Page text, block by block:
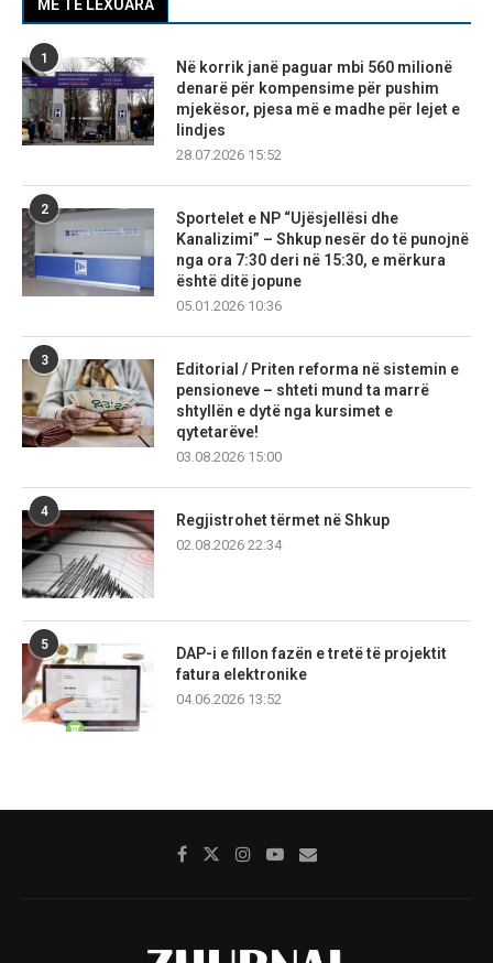
MË TË LEXUARA
1
Në korrik janë paguar mbi 560 milionë
denarë për kompensime për pushim
mjekësor, pjesa më e madhe për lejet e
lindjes
28.07.2026 15:52
2
Sportelet e NP “Ujësjellësi dhe
Kanalizimi” – Shkup nesër do të punojnë
nga ora 7:30 deri në 15:30, e mërkura
është ditë jopune
05.01.2026 10:36
3
Editorial / Priten reforma në sistemin e
pensioneve – shteti mund ta marrë
shtyllën e dytë nga kursimet e
qytetarëve!
03.08.2026 15:00
4
Regjistrohet tërmet në Shkup
02.08.2026 22:34
5
DAP-i e fillon fazën e tretë të projektit
fatura elektronike
04.06.2026 13:52